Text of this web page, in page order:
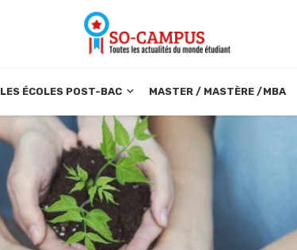
LES ÉCOLES POST-BAC MASTER / MASTÈRE /MBA